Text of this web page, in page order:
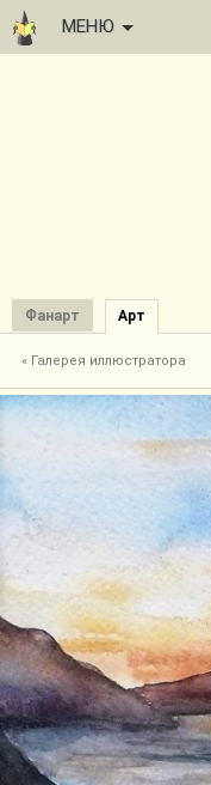
МЕНЮ
Фанарт Арт
« Галерея иллюстратора